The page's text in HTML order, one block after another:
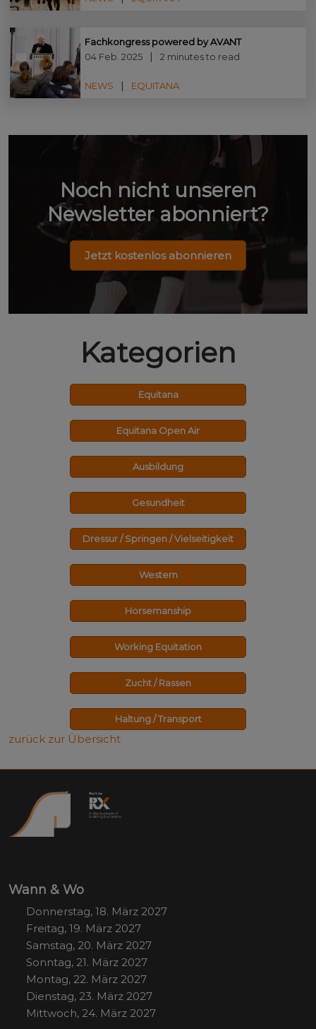
Fachkongress powered by AVANT
04 Feb. 2025
2 minutes to read
NEWS EQUITANA
Noch nicht unseren
Newsletter abonniert?
Jetzt kostenlos abonnieren
Kategorien
Equitana
Equitana Open Air
Ausbildung
Gesundheit
Dressur / Springen / Vielseitigkeit
Western
Horsemanship
Working Equitation
Zucht / Rassen
Haltung / Transport
zurück zur Übersicht
Wann & Wo
Donnerstag, 18. März 2027
Freitag, 19. März 2027
Samstag, 20. März 2027
Sonntag, 21. März 2027
Montag, 22. März 2027
Dienstag, 23. März 2027
Mittwoch, 24. März 2027